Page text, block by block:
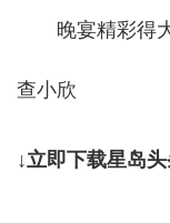
晚宴精彩得大
查小欣
↓立即下载星岛